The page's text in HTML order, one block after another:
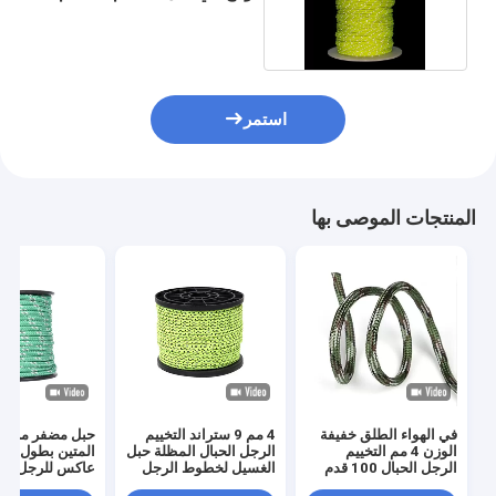
استمر
المنتجات الموصى بها
في الهواء الطلق خفيفة
الوزن 4 مم التخييم
الرجل الحبال 100 قدم
4 مم 9 ستراند التخييم
الرجل الحبال المظلة حبل
الغسيل لخطوط الرجل
حبل مضفر من
عاكس للرجل